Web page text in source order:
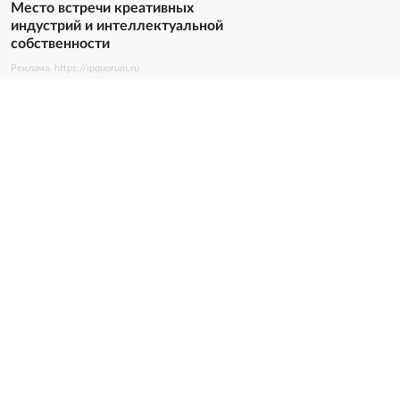
Место встречи креативных
индустрий и интеллектуальной
собственности
Реклама. https://ipquorum.ru